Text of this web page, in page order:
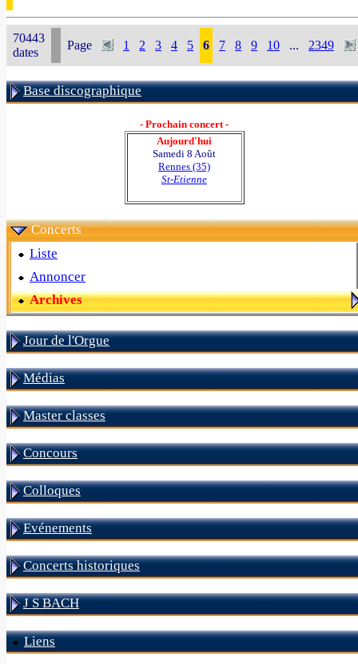
70443
dates
Page 1 2 3 4 5 6 7 8 9 10 ... 2349
Base discographique
- Prochain concert -
Aujourd'hui
Samedi 8 Août
Rennes (35)
St-Etienne
Concerts
Liste
Annoncer
Archives
Jour de l'Orgue
Médias
Master classes
Concours
Colloques
Evénements
Concerts historiques
J S BACH
Liens